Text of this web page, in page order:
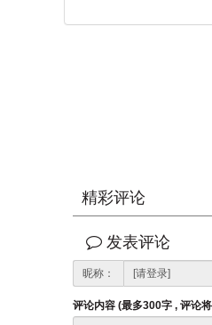
精彩评论
发表评论
昵称：
评论内容 (最多300字 , 评论